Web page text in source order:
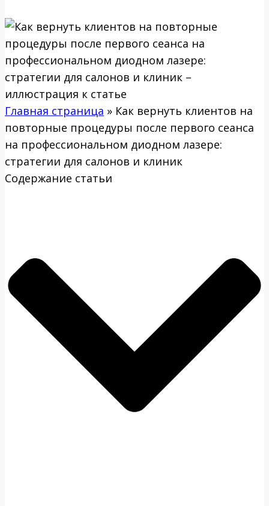
Главная страница » Как вернуть клиентов на
повторные процедуры после первого сеанса
на профессиональном диодном лазере:
стратегии для салонов и клиник
Содержание статьи